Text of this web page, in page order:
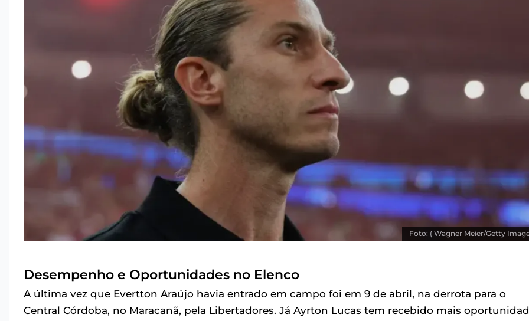
Foto: ( Wagner Meier/Getty
Desempenho e Oportunidades no Elenco
A última vez que Evertton Araújo havia entrado em campo foi em 9 de abril, na derrota para o
Central Córdoba, no Maracanã, pela Libertadores. Já Ayrton Lucas tem recebido mais